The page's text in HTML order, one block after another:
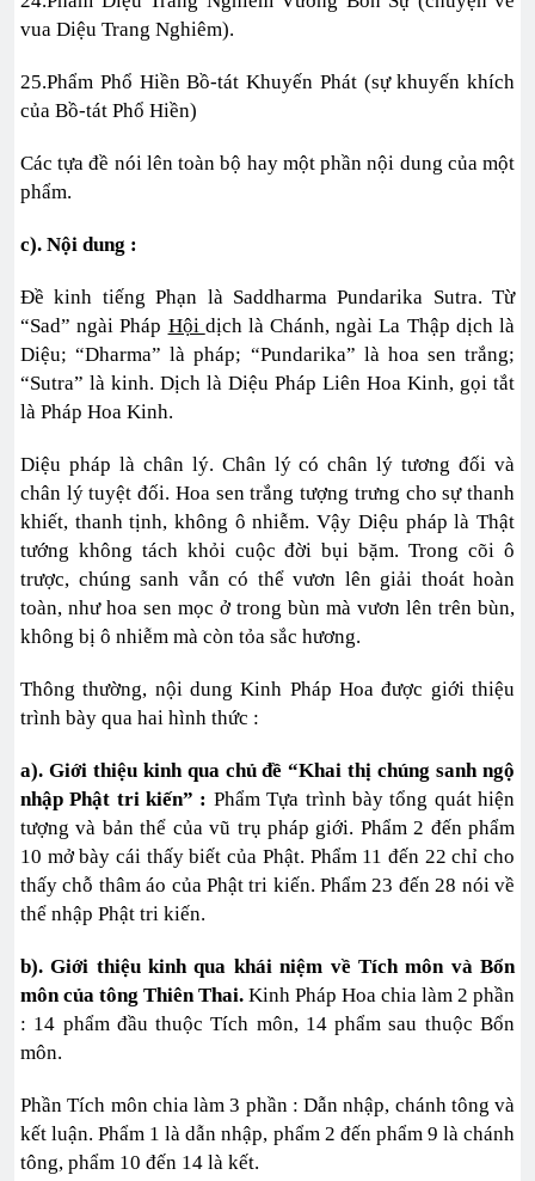
vua Diệu Trang Nghiêm).
25.Phẩm Phổ Hiền Bồ-tát Khuyến Phát (sự khuyến khích
của Bồ-tát Phổ Hiền)
Các tựa đề nói lên toàn bộ hay một phần nội dung của một
phẩm.
c). Nội dung :
Đề kinh tiếng Phạn là Saddharma Pundarika Sutra. Từ
“Sad” ngài Pháp Hội dịch là Chánh, ngài La Thập dịch là
Diệu; “Dharma” là pháp; “Pundarika” là hoa sen trắng;
“Sutra” là kinh. Dịch là Diệu Pháp Liên Hoa Kinh, gọi tắt
là Pháp Hoa Kinh.
Diệu pháp là chân lý. Chân lý có chân lý tương đối và
chân lý tuyệt đối. Hoa sen trắng tượng trưng cho sự thanh
khiết, thanh tịnh, không ô nhiễm. Vậy Diệu pháp là Thật
tướng không tách khỏi cuộc đời bụi bặm. Trong cõi ô
trược, chúng sanh vẫn có thể vươn lên giải thoát hoàn
toàn, như hoa sen mọc ở trong bùn mà vươn lên trên bùn,
không bị ô nhiễm mà còn tỏa sắc hương.
Thông thường, nội dung Kinh Pháp Hoa được giới thiệu
trình bày qua hai hình thức :
a). Giới thiệu kinh qua chủ đề “Khai thị chúng sanh ngộ
nhập Phật tri kiến” : Phẩm Tựa trình bày tổng quát hiện
tượng và bản thể của vũ trụ pháp giới. Phẩm 2 đến phẩm
10 mở bày cái thấy biết của Phật. Phẩm 11 đến 22 chỉ cho
thấy chỗ thâm áo của Phật tri kiến. Phẩm 23 đến 28 nói về
thể nhập Phật tri kiến.
b). Giới thiệu kinh qua khái niệm về Tích môn và Bổn
môn của tông Thiên Thai. Kinh Pháp Hoa chia làm 2 phần
: 14 phẩm đầu thuộc Tích môn, 14 phẩm sau thuộc Bổn
môn.
Phần Tích môn chia làm 3 phần : Dẫn nhập, chánh tông và
kết luận. Phẩm 1 là dẫn nhập, phẩm 2 đến phẩm 9 là chánh
tông, phẩm 10 đến 14 là kết.